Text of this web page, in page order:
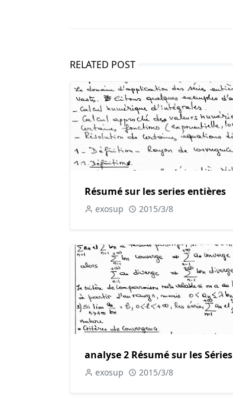
RELATED POST
Résumé sur les series entières
exosup 2015/3/8
analyse 2 Résumé sur les Séries
exosup 2015/3/8